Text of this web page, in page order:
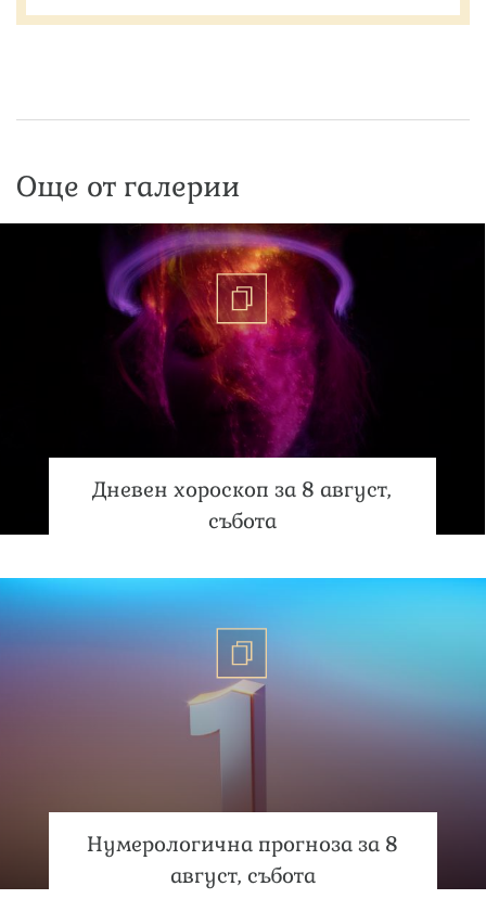
Още от галерии
Дневен хороскоп за 8 август,
събота
Нумерологична прогноза за 8
август, събота